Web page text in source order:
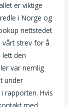
er viktige
i Norge og
nettstedet
vårt strev for å
den
var nemlig
under
rapporten. Hvis